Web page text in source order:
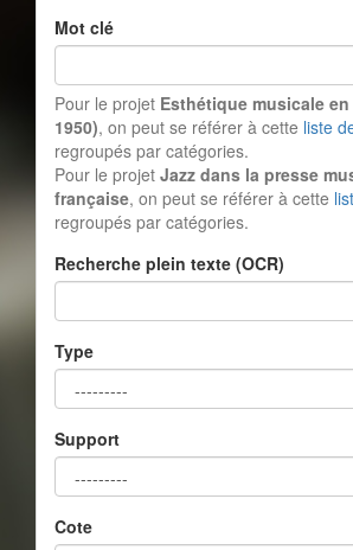
Mot clé
Pour le projet Esthétique musicale
1950), on peut se référer à cette liste
regroupés par catégories.
Pour le projet Jazz dans la presse
française, on peut se référer à cette
regroupés par catégories.
Recherche plein texte (OCR)
Type
Support
Cote